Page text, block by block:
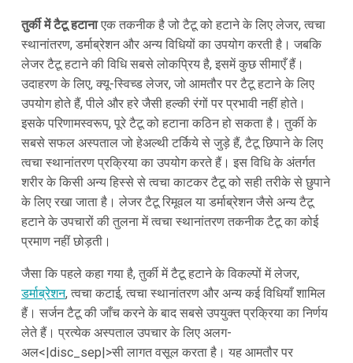
तुर्की में टैटू हटानाएक तकनीक है जो टैटू को हटाने के लिए लेजर, त्वचा
स्थानांतरण, डर्माब्रेशन और अन्य विधियों का उपयोग करती है। जबकि
लेजर टैटू हटाने की विधि सबसे लोकप्रिय है, इसमें कुछ सीमाएँ हैं।
उदाहरण के लिए, क्यू-स्विच्ड लेजर, जो आमतौर पर टैटू हटाने के लिए
उपयोग होते हैं, पीले और हरे जैसी हल्की रंगों पर प्रभावी नहीं होते।
इसके परिणामस्वरूप, पूरे टैटू को हटाना कठिन हो सकता है। तुर्की के
सबसे सफल अस्पताल जो हेअल्थी टर्किये से जुड़े हैं, टैटू छिपाने के लिए
त्वचा स्थानांतरण प्रक्रिया का उपयोग करते हैं। इस विधि के अंतर्गत
शरीर के किसी अन्य हिस्से से त्वचा काटकर टैटू को सही तरीके से छुपाने
के लिए रखा जाता है। लेजर टैटू रिमूवल या डर्माब्रेशन जैसे अन्य टैटू
हटाने के उपचारों की तुलना में त्वचा स्थानांतरण तकनीक टैटू का कोई
प्रमाण नहीं छोड़ती।
जैसा कि पहले कहा गया है, तुर्की में टैटू हटाने के विकल्पों में लेजर,
डर्माब्रेशन, त्वचा कटाई, त्वचा स्थानांतरण और अन्य कई विधियाँ शामिल
हैं। सर्जन टैटू की जाँच करने के बाद सबसे उपयुक्त प्रक्रिया का निर्णय
लेते हैं। प्रत्येक अस्पताल उपचार के लिए अलग-
अल<|disc_sep|>सी लागत वसूल करता है। यह आमतौर पर